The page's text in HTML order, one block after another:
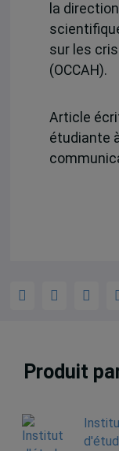
la
sur les
(OCCAH).
Article
étudiante
Produit